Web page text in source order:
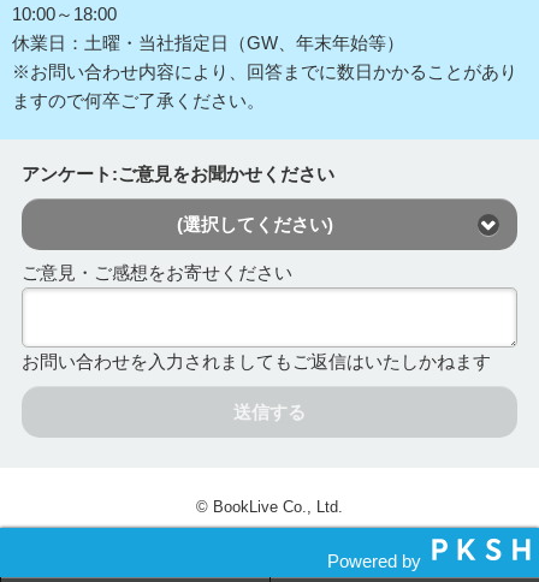
10:00～18:00
休業日：土曜・当社指定日（GW、年末年始等）
※お問い合わせ内容により、回答までに数日かかることがあり
ますので何卒ご了承ください。
アンケート:ご意見をお聞かせください
(選択してください)
ご意見・ご感想をお寄せください
お問い合わせを入力されましてもご返信はいたしかねます
送信する
© BookLive Co., Ltd.
Powered by